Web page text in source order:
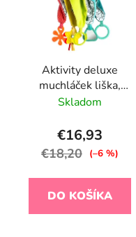
Aktivity deluxe
muchláček liška,
DoBabyDoo
Skladom
€16,93
€18,20 (–6 %)
DO KOŠÍKA